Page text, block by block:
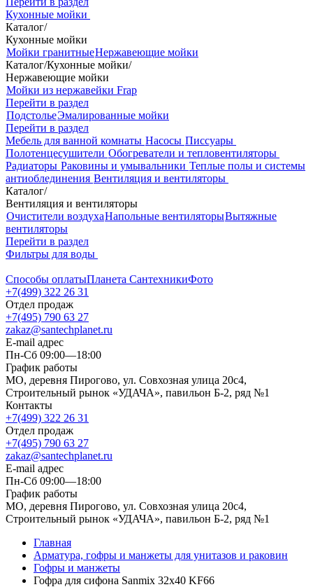
Кухонные мойки
Каталог/
Кухонные мойки
Мойки гранитныеНержавеющие мойки
Каталог/Кухонные мойки/
Нержавеющие мойки
Мойки из нержавейки Frap
Перейти в раздел
ПодстольеЭмалированные мойки
Перейти в раздел
Мебель для ванной комнаты Насосы Писсуары
Полотенцесушители Обогреватели и тепловентиляторы
Радиаторы Раковины и умывальники Теплые полы и системы
антиоблединения Вентиляция и вентиляторы
Каталог/
Вентиляция и вентиляторы
Очистители воздухаНапольные вентиляторыВытяжные
вентиляторы
Перейти в раздел
Фильтры для воды
Способы оплатыПланета СантехникиФото
+7(499) 322 26 31
Отдел продаж
+7(495) 790 63 27
zakaz@santechplanet.ru
E-mail адрес
Пн-Сб 09:00—18:00
График работы
МО, деревня Пирогово, ул. Совхозная улица 20с4,
Строительный рынок «УДАЧА», павильон Б-2, ряд №1
Контакты
+7(499) 322 26 31
Отдел продаж
+7(495) 790 63 27
zakaz@santechplanet.ru
E-mail адрес
Пн-Сб 09:00—18:00
График работы
МО, деревня Пирогово, ул. Совхозная улица 20с4,
Строительный рынок «УДАЧА», павильон Б-2, ряд №1
Главная
Арматура, гофры и манжеты для унитазов и раковин
Гофры и манжеты
Гофра для сифона Sanmix 32х40 KF66